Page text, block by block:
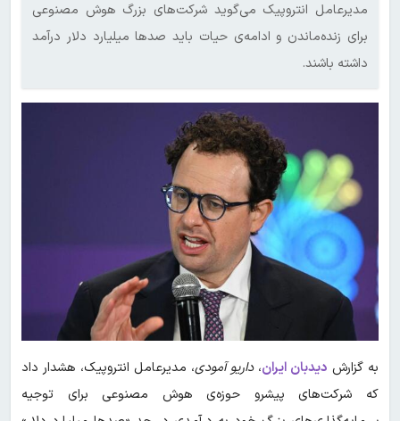
مدیرعامل انتروپیک می‌گوید شرکت‌های بزرگ هوش مصنوعی
برای زنده‌ماندن و ادامه‌ی حیات باید صدها میلیارد دلار درآمد
داشته باشند.
به گزارش دیدبان ایران،داریو آمودی، مدیرعامل انتروپیک، هشدار داد
که شرکت‌های پیشرو حوزه‌ی هوش مصنوعی برای توجیه